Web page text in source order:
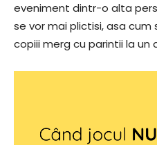
eveniment dintr-o alta
se vor mai plictisi, asa
copiii merg cu parintii la un